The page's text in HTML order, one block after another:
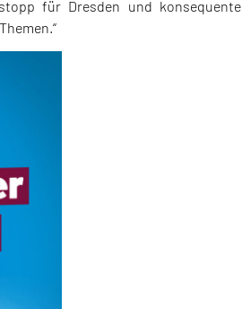
für Dresden und konsequente